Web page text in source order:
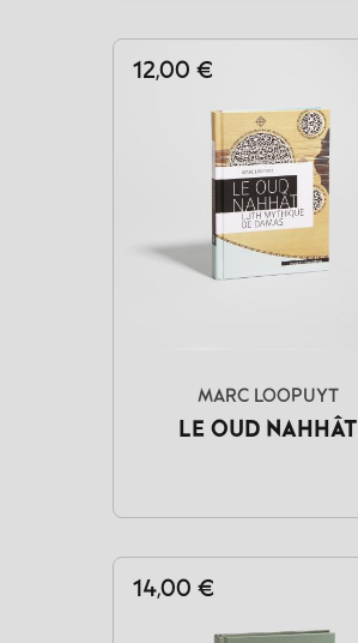
12,00 €
MARC LOOPUYT
LE OUD NAHHÂT
14,00 €